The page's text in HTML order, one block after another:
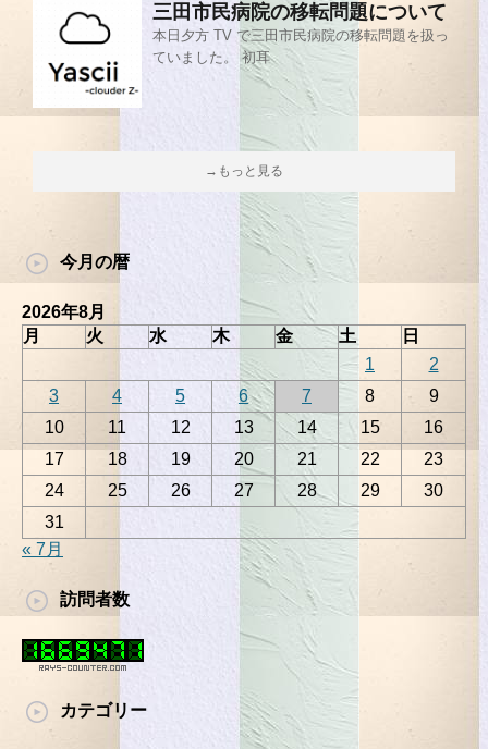
三田市民病院の移転問題について
本日夕方 TV で三田市民病院の移転問題を扱っ
ていました。 初耳
→もっと見る
今月の暦
2026年8月
月
火 水 木 金 土
日
1
2
3
4 5 6 7 8
9
10
11 12 13 14 15
16
17
18 19 20 21 22
23
24
25 26 27 28 29
30
31
« 7月
訪問者数
カテゴリー